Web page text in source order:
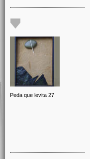
Peda que levita 27